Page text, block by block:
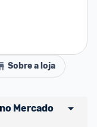
Sobre a loja
Mercado